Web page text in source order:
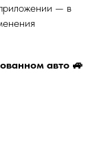
— в
авто 🚙